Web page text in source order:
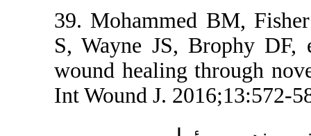
39.
S, Wayne
wound
Int Wound J.